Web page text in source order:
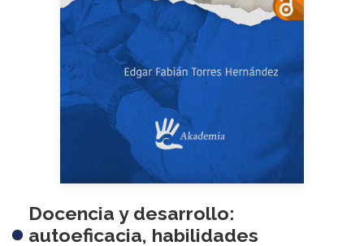
Docencia y desarrollo:
autoeficacia, habilidades